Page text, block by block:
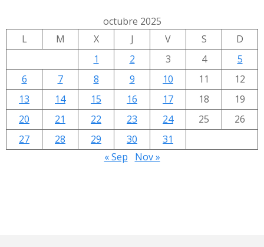
octubre 2025
L
M X J V S
D
1
2 3 4
5
6
7 8 9 10 11
12
13
14 15 16 17 18
19
20
21 22 23 24 25
26
27
28 29 30
31
« Sep
Nov »